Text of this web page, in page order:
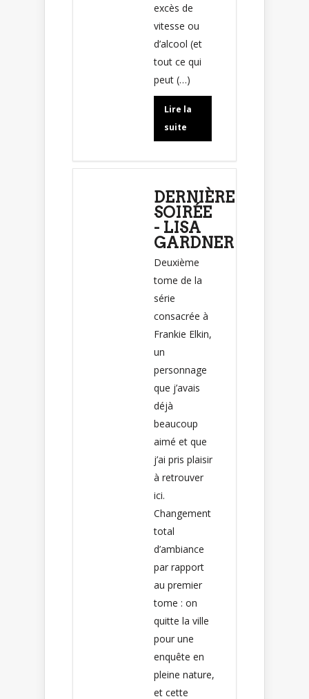
excès de
vitesse ou
d’alcool (et
tout ce qui
peut (…)
Lire la
suite
DERNIÈRE
SOIRÉE
- LISA
GARDNER
Deuxième
tome de la
série
consacrée à
Frankie Elkin,
un
personnage
que j’avais
déjà
beaucoup
aimé et que
j’ai pris plaisir
à retrouver
ici.
Changement
total
d’ambiance
par rapport
au premier
tome : on
quitte la ville
pour une
enquête en
pleine nature,
et cette